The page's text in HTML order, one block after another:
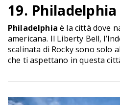
19. Philadelphia
Philadelphia è la città dove
americana. Il Liberty Bell,
scalinata di Rocky sono solo
che ti aspettano in questa